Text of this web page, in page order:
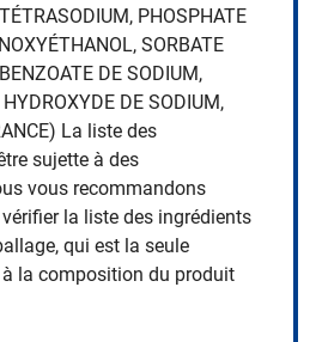
PHOSPHATE
SORBATE
DE SODIUM,
DE SODIUM,
La liste des
sujette à des
vous recommandons
la liste des ingrédients
qui est la seule
la composition du produit